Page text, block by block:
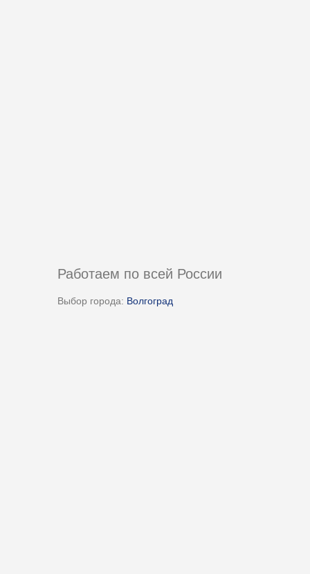
Работаем по всей России
Выбор города: Волгоград